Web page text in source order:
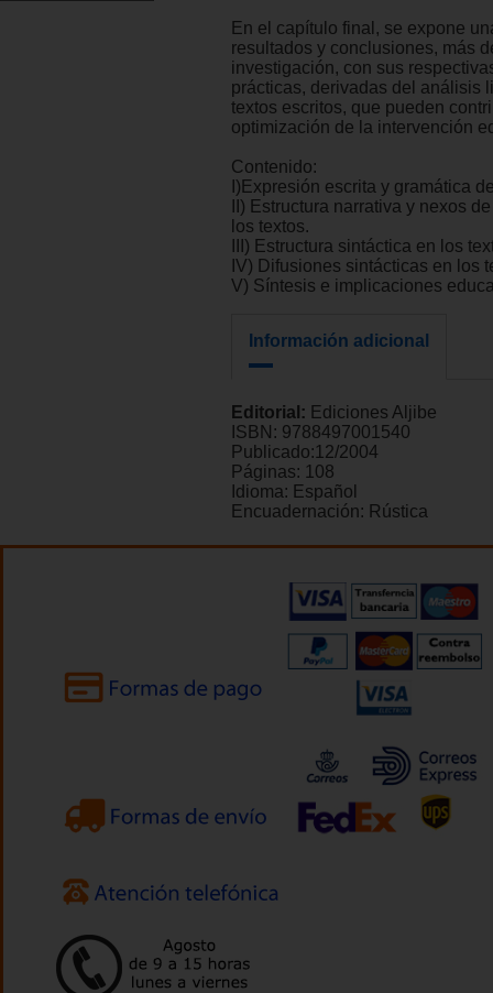
En el capítulo final, se expone
resultados y conclusiones, más
investigación, con sus
prácticas, derivadas del análisis
textos escritos, que pueden
optimización de la intervención
Contenido:
I)Expresión escrita y gramática
II) Estructura narrativa y nexos
los textos.
III) Estructura sintáctica en los
IV) Difusiones sintácticas en los
V) Síntesis e implicaciones
Información adicional
Editorial: Ediciones Aljibe
ISBN: 9788497001540
Publicado:12/2004
Páginas: 108
Idioma: Español
Encuadernación: Rústica